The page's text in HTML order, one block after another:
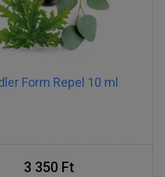
Form Repel 10 ml
3 350 Ft